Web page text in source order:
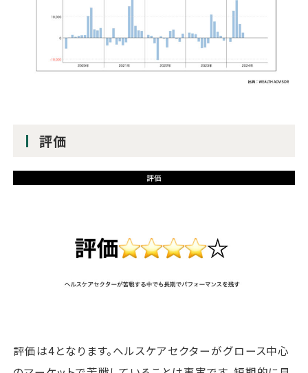
評価
評価は4となります。ヘルスケアセクターがグロース中心